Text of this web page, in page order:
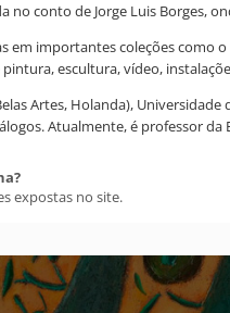
no conto de Jorge Luis
importantes coleções como
escultura, vídeo,
Artes, Holanda),
Atualmente, é professor da
expostas no site.